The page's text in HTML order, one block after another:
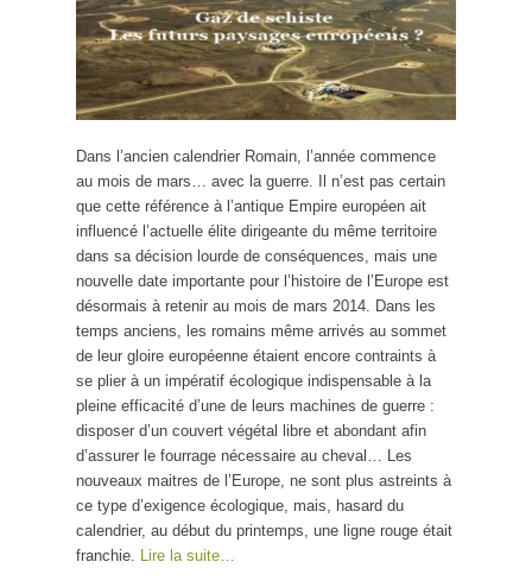
Dans l’ancien calendrier Romain, l’année commence
au mois de mars… avec la guerre. Il n’est pas certain
que cette référence à l’antique Empire européen ait
influencé l’actuelle élite dirigeante du même territoire
dans sa décision lourde de conséquences, mais une
nouvelle date importante pour l’histoire de l’Europe est
désormais à retenir au mois de mars 2014. Dans les
temps anciens, les romains même arrivés au sommet
de leur gloire européenne étaient encore contraints à
se plier à un impératif écologique indispensable à la
pleine efficacité d’une de leurs machines de guerre :
disposer d’un couvert végétal libre et abondant afin
d’assurer le fourrage nécessaire au cheval… Les
nouveaux maitres de l’Europe, ne sont plus astreints à
ce type d’exigence écologique, mais, hasard du
calendrier, au début du printemps, une ligne rouge était
franchie.
Lire la suite…